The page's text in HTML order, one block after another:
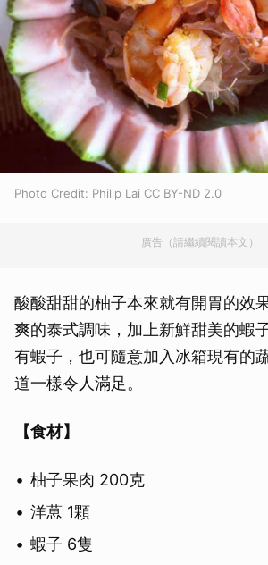
Photo Credit: Philip Lai CC BY-ND 2.0
廣告（請繼續閱讀本文）
酸酸甜甜的柚子本來就有開胃的效
爽的泰式調味，加上新鮮甜美的蝦
有蝦子，也可隨意加入冰箱現有的
道一樣令人滿足。
【食材】
柚子果肉 200克
洋葸 1顆
蝦子 6隻